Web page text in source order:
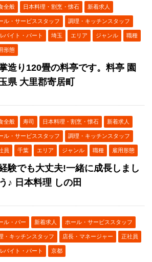
全般 日本料理・割烹・懐石 新着求人
ル・サービススタッフ 調理・キッチンスタッフ
バイト・パート 埼玉 エリア ジャンル 職種
形態
造り120畳の料亭です。料亭 園
県 大里郡寄居町
全般 寿司 日本料理・割烹・懐石 新着求人
ル・サービススタッフ 調理・キッチンスタッフ
員 千葉 エリア ジャンル 職種 雇用形態
験でも大丈夫!一緒に成長しまし
♪ 日本料理 しの田
ル・バー 新着求人 ホール・サービススタッフ
・キッチンスタッフ 店長・マネージャー 正社員
バイト・パート 京都